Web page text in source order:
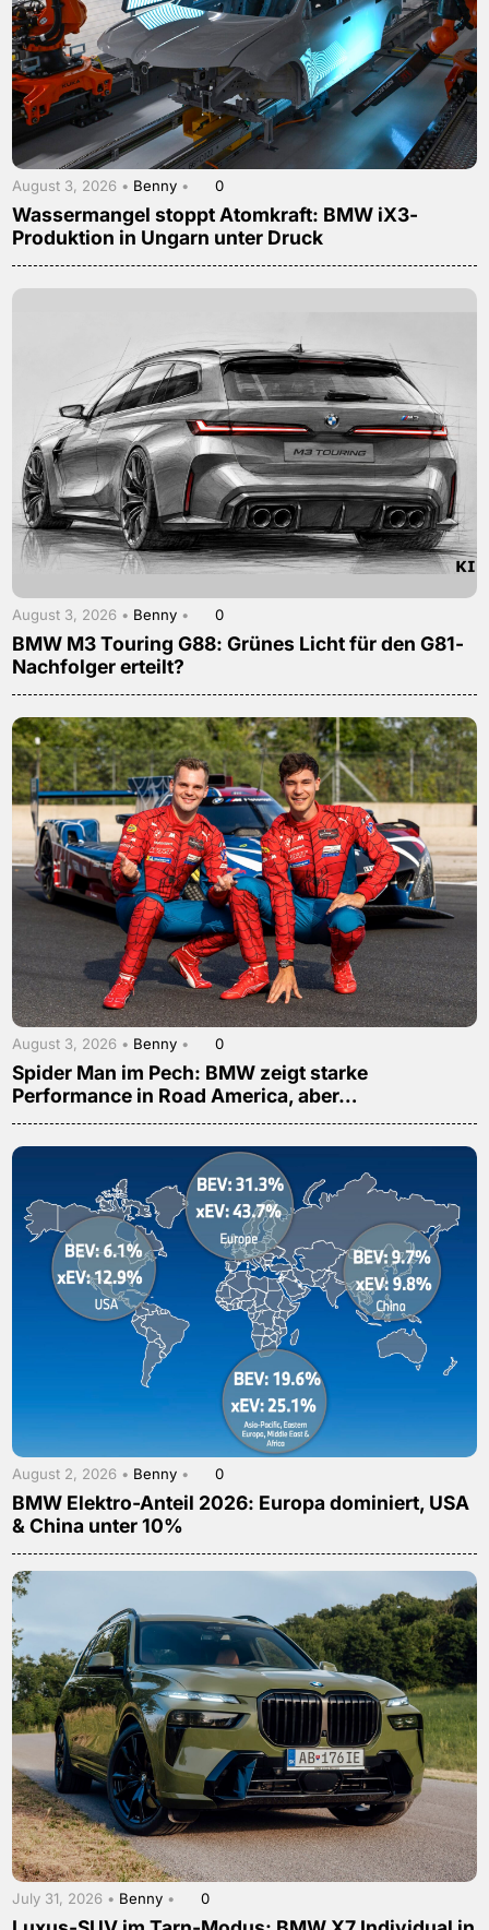
August 3, 2026 • Benny • 0
Wassermangel stoppt Atomkraft: BMW iX3-
Produktion in Ungarn unter Druck
August 3, 2026 • Benny • 0
BMW M3 Touring G88: Grünes Licht für den G81-
Nachfolger erteilt?
August 3, 2026 • Benny • 0
Spider Man im Pech: BMW zeigt starke
Performance in Road America, aber…
August 2, 2026 • Benny • 0
BMW Elektro-Anteil 2026: Europa dominiert, USA
& China unter 10%
July 31, 2026 • Benny • 0